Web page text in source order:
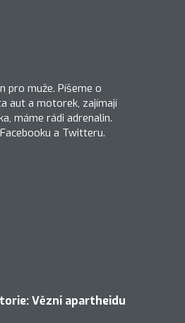
pro muže. Píšeme o
aut a motorek, zajímají
máme rádi adrenalin.
a Twitteru.
Vězni apartheidu